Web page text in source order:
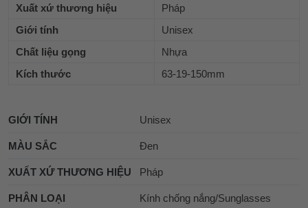
Xuất xứ thương hiệu
Pháp
Giới tính
Unisex
Chất liệu gọng
Nhựa
Kích thước
63-19-150mm
GIỚI TÍNH Unisex
MÀU SẮC Đen
XUẤT XỨ THƯƠNG HIỆU Pháp
PHÂN LOẠI Kính chống nắng/Sunglasses